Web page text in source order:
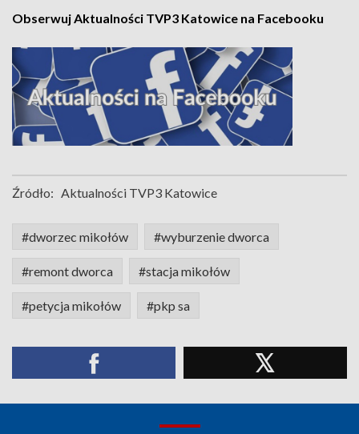
Obserwuj Aktualności TVP3 Katowice na Facebooku
Źródło: Aktualności TVP3 Katowice
#dworzec mikołów #wyburzenie dworca
#remont dworca #stacja mikołów
#petycja mikołów #pkp sa